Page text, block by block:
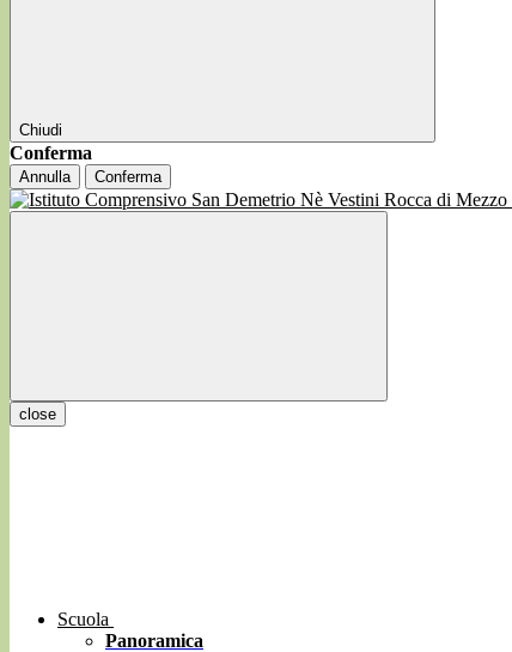
Chiudi
Conferma
Annulla Conferma
close
Scuola
Panoramica